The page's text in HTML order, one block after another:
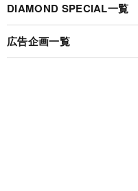
DIAMOND SPECIAL一覧
広告企画一覧